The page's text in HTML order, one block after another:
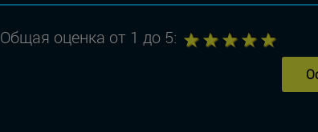
Общая оценка от 1 до 5: 4
3
2
1